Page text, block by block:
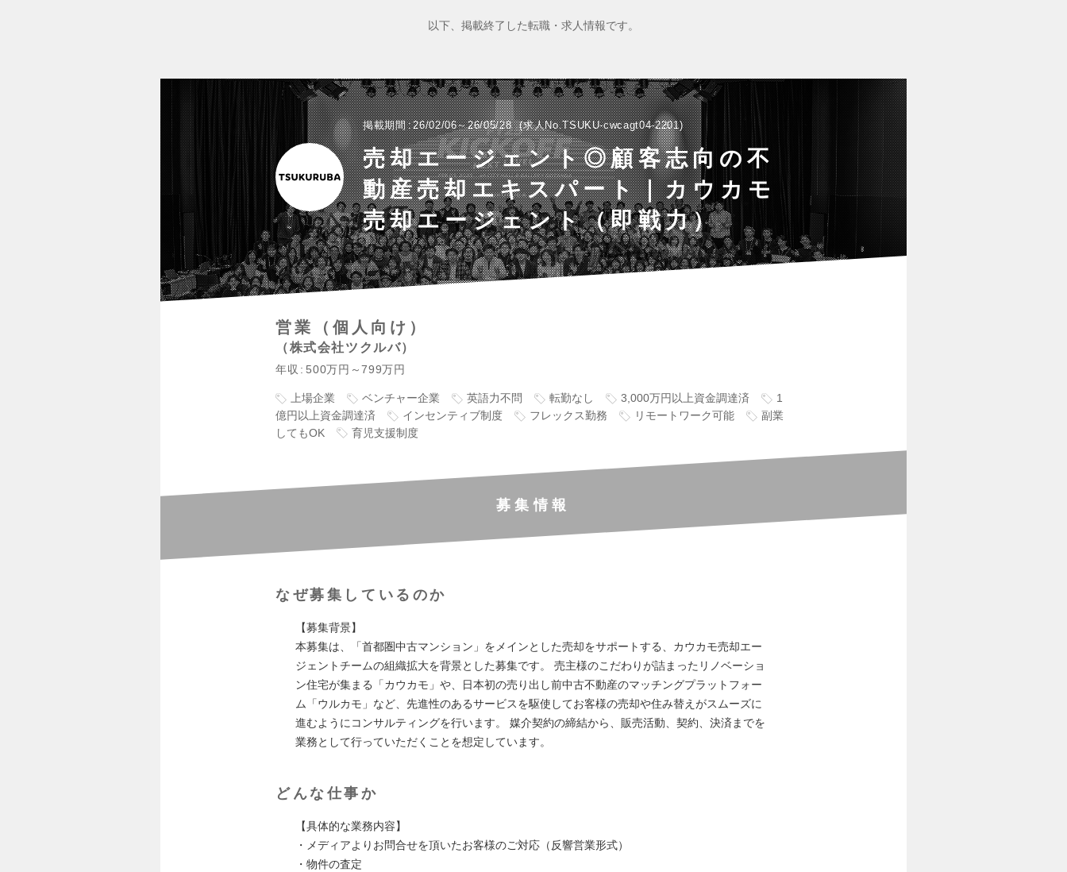
以下、掲載終了した転職・求人情報です。
掲載期間 26/02/06～26/05/28 求人No.TSUKU-cwcagt04-2201
売却エージェント◎顧客志向の不
動産売却エキスパート｜カウカモ
売却エージェント（即戦力）
営業（個人向け）
株式会社ツクルバ
年収 500万円～799万円
上場企業 ベンチャー企業 英語力不問 転勤なし 3,000万円以上資金調達済
1
億円以上資金調達済
インセンティブ制度 フレックス勤務 リモートワーク可能
副業
してもOK
育児支援制度
募集情報
なぜ募集しているのか
【募集背景】
本募集は、「首都圏中古マンション」をメインとした売却をサポートする、カウカモ売却エー
ジェントチームの組織拡大を背景とした募集です。 売主様のこだわりが詰まったリノベーショ
ン住宅が集まる「カウカモ」や、日本初の売り出し前中古不動産のマッチングプラットフォー
ム「ウルカモ」など、先進性のあるサービスを駆使してお客様の売却や住み替えがスムーズに
進むようにコンサルティングを行います。 媒介契約の締結から、販売活動、契約、決済までを
業務として行っていただくことを想定しています。
どんな仕事か
【具体的な業務内容】
・メディアよりお問合せを頂いたお客様のご対応（反響営業形式）
・物件の査定